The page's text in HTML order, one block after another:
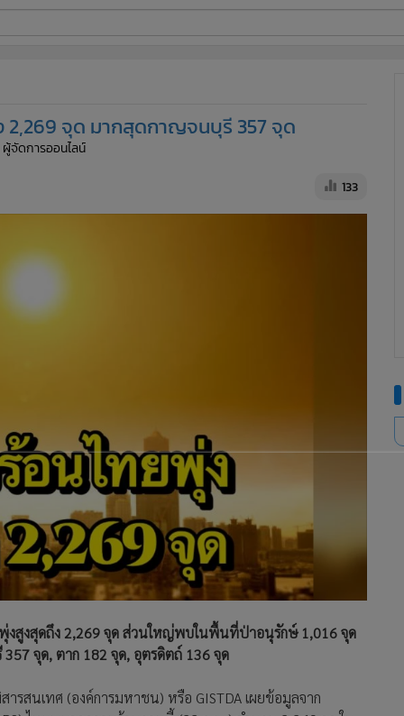
2,269 จุด มากสุดกาญจนบุรี 357 จุด
ผู้จัดการออนไลน์
133
งสูงสุดถึง 2,269 จุด ส่วนใหญ่พบในพื้นที่ป่าอนุรักษ์ 1,016 จุด
จุด, ตาก 182 จุด, อุตรดิตถ์ 136 จุด
สนเทศ (องค์การมหาชน) หรือ GISTDA เผยข้อมูลจาก